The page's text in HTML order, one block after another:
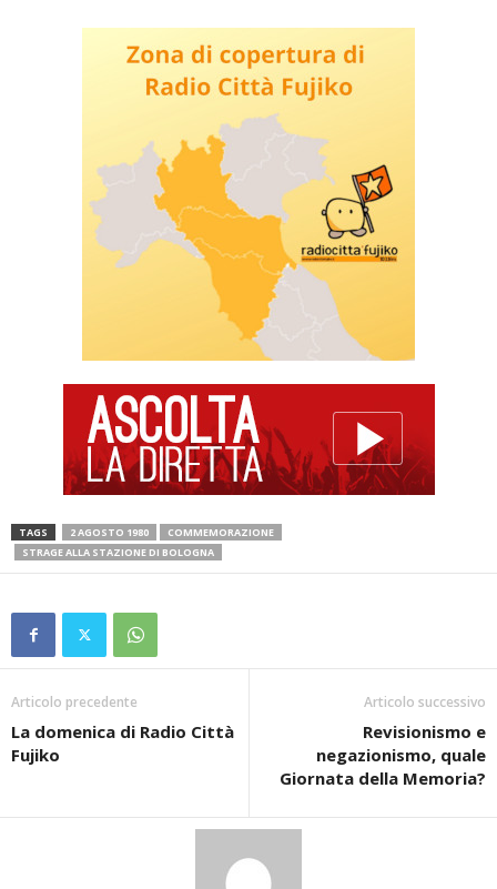
TAGS 2 AGOSTO 1980
COMMEMORAZIONE
STRAGE ALLA STAZIONE DI BOLOGNA
Articolo precedente
La domenica di Radio Città
Fujiko
Articolo successivo
Revisionismo e
negazionismo, quale
Giornata della Memoria?